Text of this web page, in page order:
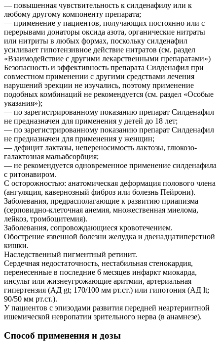
— повышенная чувствительность к силденафилу или к
любому другому компоненту препарата;
— применение у пациентов, получающих постоянно или с
перерывами донаторы оксида азота, органические нитраты
или нитриты в любых формах, поскольку силденафил
усиливает гипотензивное действие нитратов (см. раздел
«Взаимодействие с другими лекарственными препаратами»)
Безопасность и эффективность препарата Силденафил при
совместном применении с другими средствами лечения
нарушений эрекции не изучались, поэтому применение
подобных комбинаций не рекомендуется (см. раздел «Особые
указания»);
— по зарегистрированному показанию препарат Силденафил
не предназначен для применения у детей до 18 лет;
— по зарегистрированному показанию препарат Силденафил
не предназначен для применения у женщин;
— дефицит лактазы, непереносимость лактозы, глюкозо-
галактозная мальабсорбция;
— не рекомендуется одновременное применение силденафила
с ритонавиром.
С осторожностью: анатомическая деформация полового члена
(ангуляция, кавернозный фиброз или болезнь Пейрони).
Заболевания, предрасполагающие к развитию приапизма
(серповидно-клеточная анемия, множественная миелома,
лейкоз, тромбоцитемия).
Заболевания, сопровождающиеся кровотечением.
Обострение язвенной болезни желудка и двенадцатиперстной
кишки.
Наследственный пигментный ретинит.
Сердечная недостаточность, нестабильная стенокардия,
перенесенные в последние 6 месяцев инфаркт миокарда,
инсульт или жизнеугрожающие аритмии, артериальная
гипертензия (АД gt; 170/100 мм рт.ст.) или гипотония (АД lt;
90/50 мм рт.ст.).
У пациентов с эпизодами развития передней неартериитной
ишемической невропатии зрительного нерва (в анамнезе).
Способ применения и дозы